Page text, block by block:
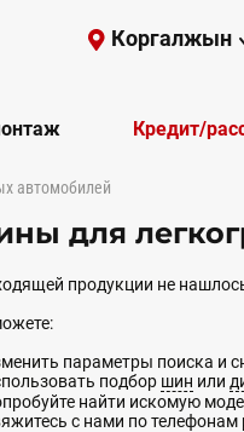
Коргалжын
Кредит/
автомобилей
для
продукции не
параметры поиска и
подбор шин или
найти искомую
с нами по телефонам